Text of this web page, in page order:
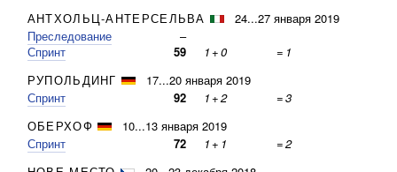
АНТХОЛЬЦ-АНТЕРСЕЛЬВА
24...27 января 2019
Преследование
–
Спринт
59 1+0 = 1
РУПОЛЬДИНГ
17...20 января 2019
Спринт
92 1+2 =3
ОБЕРХОФ
10...13 января 2019
Спринт
72 1+ 1 =2